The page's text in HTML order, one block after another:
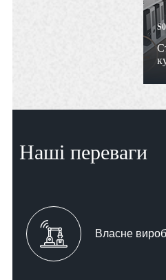
Наші переваги
Власне